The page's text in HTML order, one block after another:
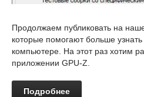
Продолжаем публиковать на
которые помогают больше
компьютере. На этот раз хотим
приложении GPU-Z.
Подробнее